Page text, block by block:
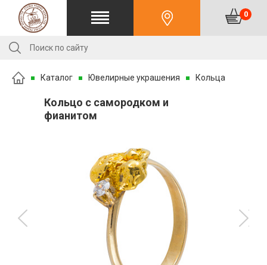
0
Каталог Ювелирные украшения Кольца
Кольцо с самородком и
фианитом